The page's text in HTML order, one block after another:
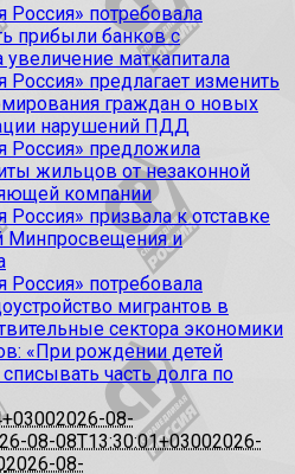
Россия» потребовала
прибыли банков с
увеличение маткапитала
Россия» предлагает изменить
граждан о новых
нарушений ПДД
Россия» предложила
жильцов от незаконной
компании
Россия» призвала к отставке
Минпросвещения и
Россия» потребовала
мигрантов в
сектора экономики
«При рождении детей
часть долга по
2026-08-
08-08T13:30:01+03002026-
2026-08-